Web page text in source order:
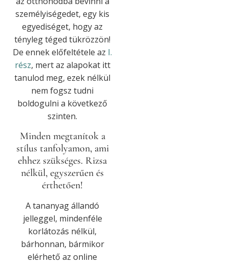
személyiségedet, egy kis
egyediséget, hogy az
tényleg téged tükrözzön!
De ennek előfeltétele az I.
rész, mert az alapokat itt
tanulod meg, ezek nélkül
nem fogsz tudni
boldogulni a következő
szinten.
Minden megtanítok a
stílus tanfolyamon, ami
ehhez szükséges. Rizsa
nélkül, egyszerűen és
érthetően!
A tananyag állandó
jelleggel, mindenféle
korlátozás nélkül,
bárhonnan, bármikor
elérhető az online